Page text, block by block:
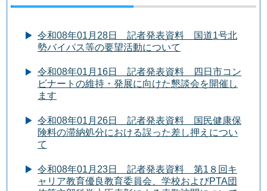
令和08年01月28日 記者発表資料 国道1号北
勢バイパス等の要望活動について
令和08年01月16日 記者発表資料 四日市コン
ビナートの維持・発展に向けた懇談会を開催し
ます
令和08年01月26日 記者発表資料 国民健康保
険料の滞納処分における誤った差し押えについ
て
令和08年01月23日 記者発表資料 第1８回キ
ャリア教育優良教育委員会、学校およびPTA団